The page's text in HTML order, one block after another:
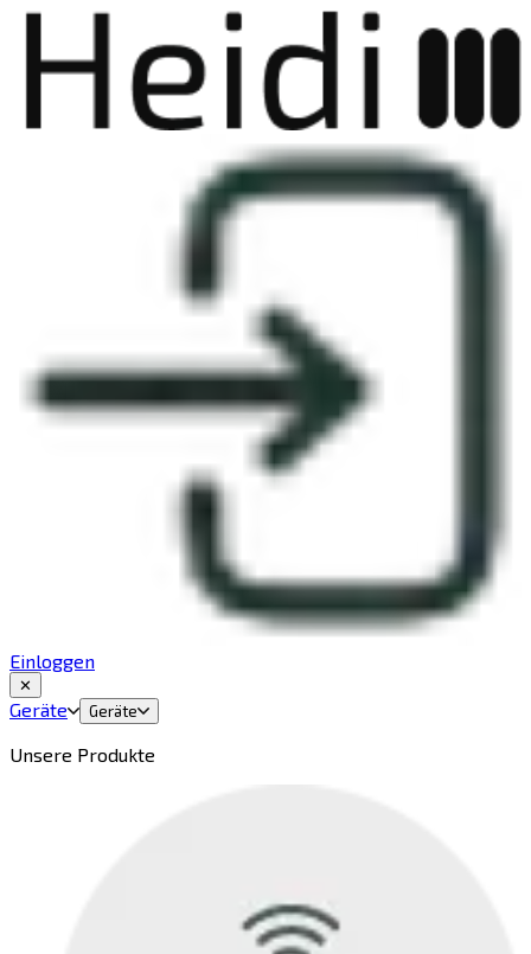
Einloggen
✕
Geräte Geräte
Unsere Produkte